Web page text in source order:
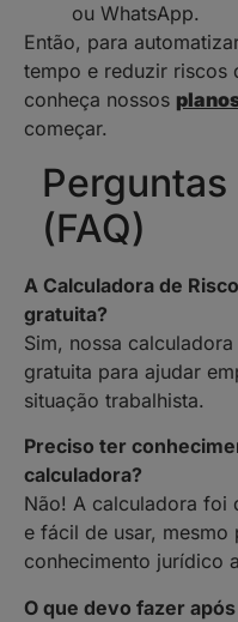
ou WhatsApp.
Então, para
tempo e reduzir riscos
conheça nossos
começar.
(FAQ)
A Calculadora de
gratuita?
Sim, nossa
gratuita para ajudar
situação trabalhista.
Preciso ter
calculadora?
Não! A calculadora foi
e fácil de usar, mesmo
conhecimento jurídico
O que devo fazer